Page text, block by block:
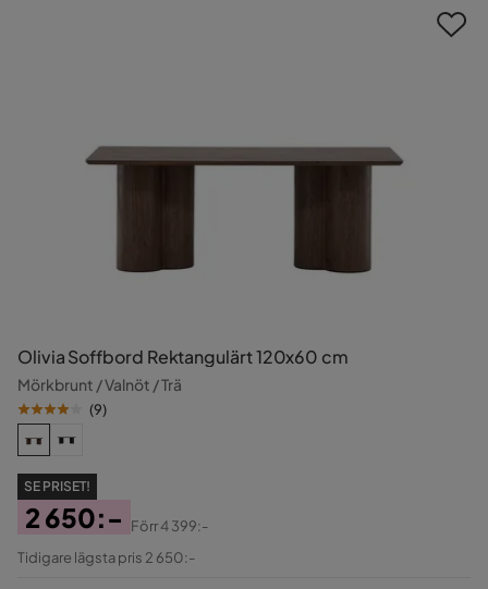
Olivia Soffbord Rektangulärt 120x60 cm
Mörkbrunt / Valnöt / Trä
(9)
SE PRISET!
Pris
2 650:-
Original
Förr4 399:-
Tidigare lägsta pris 2 650:-